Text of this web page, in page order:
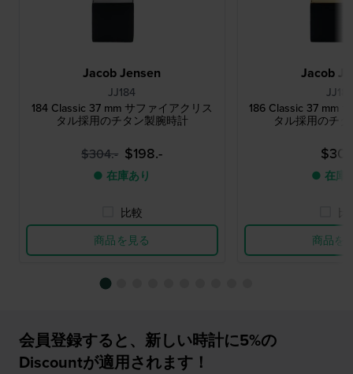
Jacob Jensen
JJ184
184 Classic 37 mm サファイアクリス
タル採用のチタン製腕時計
$304.- $198.-
● 在庫あり
比較
商品を見る
Jacob
JJ186
186 Classic 37 mm
タル採用のチ
● 在庫
商品を
会員登録すると、新しい時計に5%の
Discountが適用されます！